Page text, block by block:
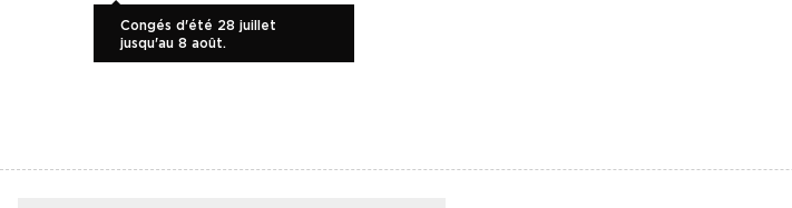
Congés d'été 28 juillet
jusqu'au 8 août.